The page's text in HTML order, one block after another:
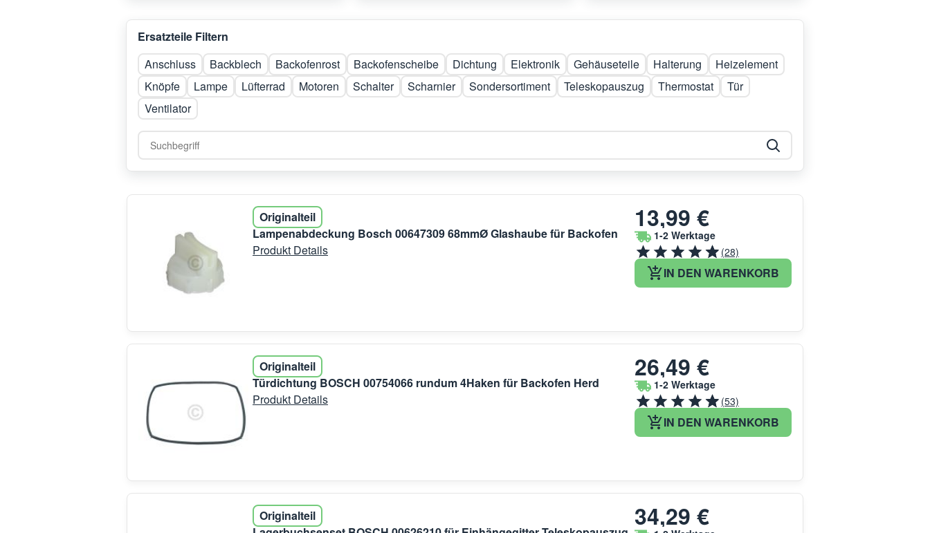
Ersatzteile Filtern
Anschluss
Backblech Backofenrost Backofenscheibe Dichtung Elektronik Gehäuseteile Halterung
Heizelement
Knöpfe
Lampe Lüfterrad Motoren Schalter Scharnier Sondersortiment Teleskopauszug Thermostat
Tür
Ventilator
Originalteil
Lampenabdeckung Bosch 00647309 68mmØ Glashaube für Backofen
Produkt Details
13,99 €
1-2 Werktage
(28)
IN DEN WARENKORB
Originalteil
Türdichtung BOSCH 00754066 rundum 4Haken für Backofen Herd
Produkt Details
26,49 €
1-2 Werktage
(53)
IN DEN WARENKORB
Originalteil
34,29 €